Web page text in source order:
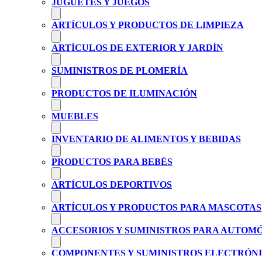
JUGUETES Y JUEGOS
ARTÍCULOS Y PRODUCTOS DE LIMPIEZA
ARTÍCULOS DE EXTERIOR Y JARDÍN
SUMINISTROS DE PLOMERÍA
PRODUCTOS DE ILUMINACIÓN
MUEBLES
INVENTARIO DE ALIMENTOS Y BEBIDAS
PRODUCTOS PARA BEBÉS
ARTÍCULOS DEPORTIVOS
ARTÍCULOS Y PRODUCTOS PARA MASCOTAS
ACCESORIOS Y SUMINISTROS PARA
COMPONENTES Y SUMINISTROS